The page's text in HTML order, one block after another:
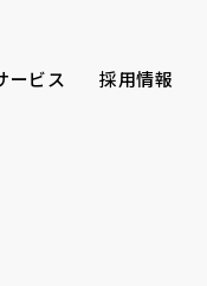
ービス 採用情報